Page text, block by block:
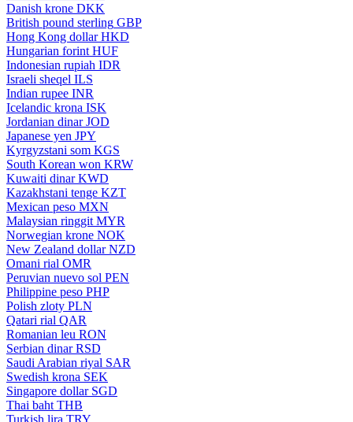
Danish krone DKK
British pound sterling GBP
Hong Kong dollar HKD
Hungarian forint HUF
Indonesian rupiah IDR
Israeli sheqel ILS
Indian rupee INR
Icelandic krona ISK
Jordanian dinar JOD
Japanese yen JPY
Kyrgyzstani som KGS
South Korean won KRW
Kuwaiti dinar KWD
Kazakhstani tenge KZT
Mexican peso MXN
Malaysian ringgit MYR
Norwegian krone NOK
New Zealand dollar NZD
Omani rial OMR
Peruvian nuevo sol PEN
Philippine peso PHP
Polish zloty PLN
Qatari rial QAR
Romanian leu RON
Serbian dinar RSD
Saudi Arabian riyal SAR
Swedish krona SEK
Singapore dollar SGD
Thai baht THB